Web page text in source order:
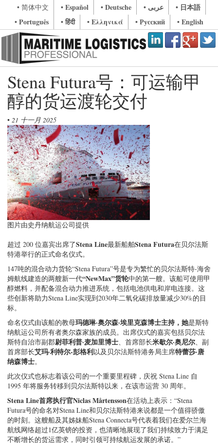
• 简体中文 • Español • Deutsche • عربى
• 日本語
• Português
• हिंदी • Ελληνικά • Русский • English
Stena Futura号：可运输甲
醇的货运渡轮交付
• 21 十一月 2025
图片由史丹纳航运公司提供
超过 200 位嘉宾出席了Stena Line最新船舶Stena Futura在贝尔法斯
特港举行的正式命名仪式。
147吨的混合动力货轮“Stena Futura”号是专为繁忙的贝尔法斯特-海舍
姆航线建造的两艘新一代“NewMax”货轮中的第一艘。该船可使用甲
醇燃料，并配备混合动力推进系统，包括电池供电和岸电连接。这
些创新将助力Stena Line实现到2030年二氧化碳排放量减少30%的目
标。
命名仪式由该船的教母玛德琳·奥尔森·埃里克森博士主持，她是斯特
纳航运公司所有者奥尔森家族的成员。出席仪式的嘉宾包括贝尔法
斯特自治市副郡尉菲利普·麦加里博士、首席部长米歇尔·奥尼尔、副
首席部长艾玛·利特尔-彭格利以及贝尔法斯特港务局主席特蕾莎·唐
纳森博士。
此次仪式也标志着该公司的一个重要里程碑，庆祝 Stena Line 自
1995 年将服务转移到贝尔法斯特以来，在该市运营 30 周年。
Stena Line首席执行官Niclas Mårtensson在活动上表示：“Stena
Futura号的命名对Stena Line和贝尔法斯特港来说都是一个值得骄傲
的时刻。这艘船及其姊妹船Stena Connecta号代表着我们在爱尔兰海
航线网络超过1亿英镑的投资，也清晰地展现了我们持续致力于满足
不断增长的货运需求，同时引领可持续航运发展的承诺。”